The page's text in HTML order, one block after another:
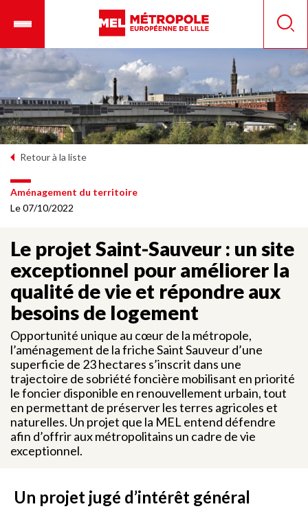
principal
mobile
Retour à la liste
Aménagement du territoire
Le 07/10/2022
Le projet Saint-Sauveur : un site
exceptionnel pour améliorer la
qualité de vie et répondre aux
besoins de logement
Opportunité unique au cœur de la métropole,
l’aménagement de la friche Saint Sauveur d’une
superficie de 23 hectares s’inscrit dans une
trajectoire de sobriété foncière mobilisant en priorité
le foncier disponible en renouvellement urbain, tout
en permettant de préserver les terres agricoles et
naturelles. Un projet que la MEL entend défendre
afin d’offrir aux métropolitains un cadre de vie
exceptionnel.
Un projet jugé d’intérêt général
Panneau de gestion des cookies